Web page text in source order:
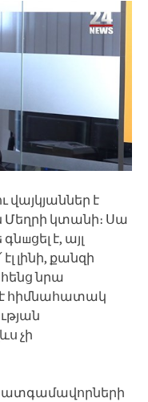
վայկյաններ է
Մեղրի կտանի։ Սա
է, այլ
լինի, քանզի
նրա
հիմնահատակ
չի
պատգամավորների